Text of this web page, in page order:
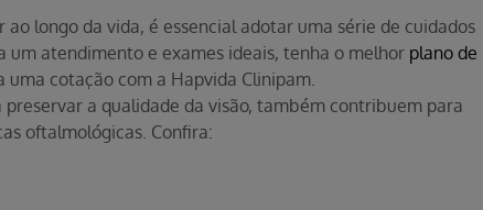
longo da vida, é essencial adotar uma série de cuidados
um atendimento e exames ideais, tenha o melhor plano de
uma cotação com a Hapvida Clinipam.
preservar a qualidade da visão, também contribuem para
oftalmológicas. Confira: